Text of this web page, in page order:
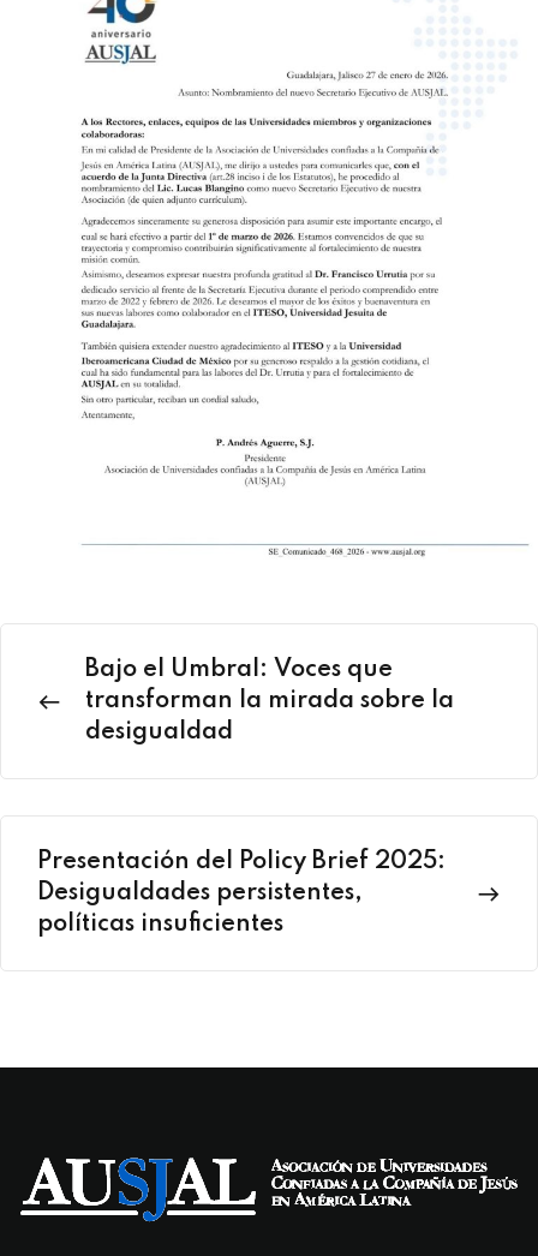
Bajo el Umbral: Voces que
transforman la mirada sobre la
desigualdad
Presentación del Policy Brief 2025:
Desigualdades persistentes,
políticas insuficientes